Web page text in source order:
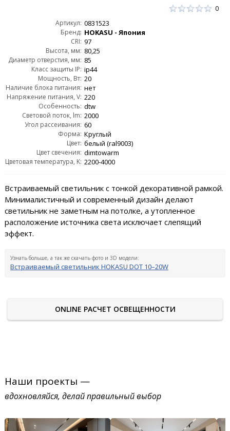
0
Артикул: 0831523
Бренд: HOKASU - Япония
CRI: 97
Высота, мм: 80,25
Диаметр отверстия, мм: 85
Класс защиты IP: ip44
Мощность, Вт: 20
Наличие блока питания: нет
Напряжение питания, V: 220
Особенность: dtw
Световой поток, lm: 2000
Угол рассеивания: 60
Форма: Круглый
Цвет: белый (ral9003)
Цвет свечения: dimtowarm
Цветовая температура, K: 2200-4000
Встраиваемый светильник с тонкой декоративной рамкой.
Минималистичный и современный дизайн делают
светильник не заметным на потолке, а утопленное
расположение источника света исключает слепящий
эффект.
Узнать больше, а так же скачать фото и 3D модели:
Встраиваемый светильник HOKASU DOT 10–20W
ONLINE РАСЧЕТ ОСВЕЩЕННОСТИ
Наши проекты —
вдохновляйся, делай правильный выбор